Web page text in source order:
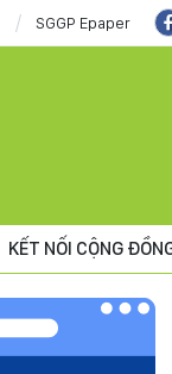
SGGP Epaper
KẾT NỐI CỘNG